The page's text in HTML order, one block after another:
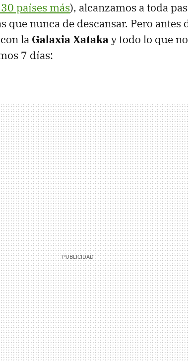
países más), alcanzamos a toda
que nunca de descansar. Pero antes
la Galaxia Xataka y todo lo que
7 días: